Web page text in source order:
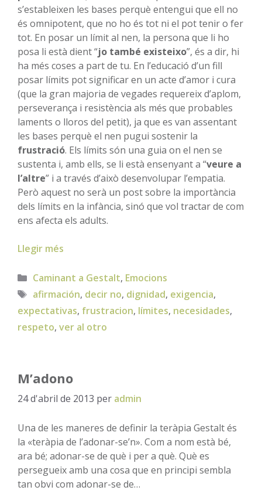
s’estableixen les bases perquè entengui que ell no
és omnipotent, que no ho és tot ni el pot tenir o fer
tot. En posar un límit al nen, la persona que li ho
posa li està dient “jo també existeixo”, és a dir, hi
ha més coses a part de tu. En l’educació d’un fill
posar límits pot significar en un acte d’amor i cura
(que la gran majoria de vegades requereix d’aplom,
perseverança i resistència als més que probables
laments o lloros del petit), ja que es van assentant
les bases perquè el nen pugui sostenir la
frustració. Els límits són una guia on el nen se
sustenta i, amb ells, se li està ensenyant a “veure a
l’altre” i a través d’això desenvolupar l’empatia.
Però aquest no serà un post sobre la importància
dels límits en la infància, sinó que vol tractar de com
ens afecta els adults.
Llegir més
Categories
Caminant a Gestalt, Emocions
Etiquetes
afirmación, decir no, dignidad, exigencia,
expectativas, frustracion, límites, necesidades,
respeto, ver al otro
M’adono
24 d'abril de 2013 per admin
Una de les maneres de definir la teràpia Gestalt és
la «teràpia de l’adonar-se’n». Com a nom està bé,
ara bé; adonar-se de què i per a què. Què es
persegueix amb una cosa que en principi sembla
tan obvi com adonar-se de…